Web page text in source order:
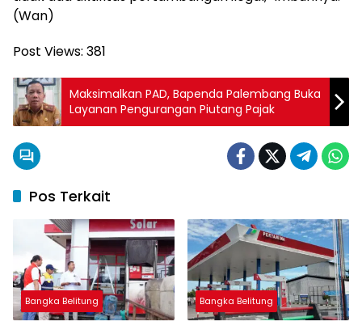
(Wan)
Post Views: 381
Maksimalkan PAD, Bapenda Palembang Buka
Layanan Pengurangan Piutang Pajak
Pos Terkait
Bangka Belitung Bangka Belitung